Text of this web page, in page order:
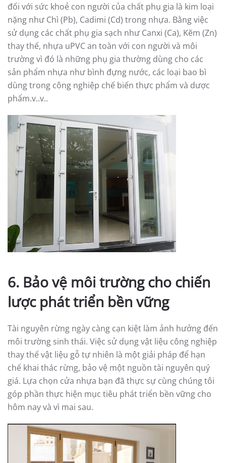
đối với sức khoẻ con người của chất phụ gia là kim loại
nặng như Chì (Pb), Cadimi (Cd) trong nhựa. Bằng việc
sử dụng các chất phụ gia sạch như Canxi (Ca), Kẽm (Zn)
thay thế, nhựa uPVC an toàn với con người và môi
trường vì đó là những phụ gia thường dùng cho các
sản phẩm nhựa như bình đựng nước, các loại bao bì
dùng trong công nghiệp chế biến thực phẩm và dược
phẩm.v..v..
6. Bảo vệ môi trường cho chiến
lược phát triển bền vững
Tài nguyên rừng ngày càng cạn kiệt làm ảnh hưởng đến
môi trường sinh thái. Việc sử dụng vật liệu công nghiệp
thay thế vật liệu gỗ tự nhiên là một giải pháp để hạn
chế khai thác rừng, bảo vệ một nguồn tài nguyên quý
giá. Lựa chọn cửa nhựa bạn đã thực sự cùng chúng tôi
góp phần thực hiện mục tiêu phát triển bền vững cho
hôm nay và vì mai sau.